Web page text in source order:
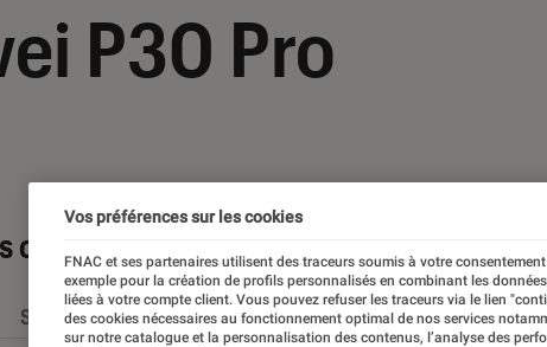
P30 Pro
contenus
Sélections et guides
Vos préférences sur les cookies
FNAC et ses partenaires utilisent des traceurs soumis à votre
exemple pour la création de profils personnalisés en combinant les
liées à votre compte client. Vous pouvez refuser les traceurs via le lien
des cookies nécessaires au fonctionnement optimal de nos services
sur notre catalogue et la personnalisation des contenus, l’analyse des